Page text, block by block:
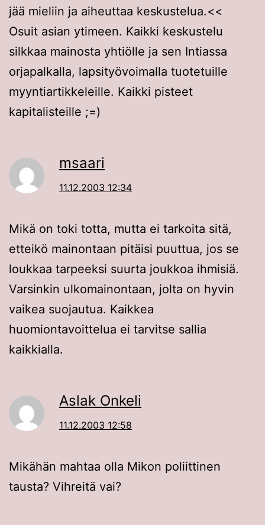
jää mieliin ja aiheuttaa keskustelua.<<
Osuit asian ytimeen. Kaikki keskustelu
silkkaa mainosta yhtiölle ja sen Intiassa
orjapalkalla, lapsityövoimalla tuotetuille
myyntiartikkeleille. Kaikki pisteet
kapitalisteille ;=)
msaari
11.12.2003 12:34
Mikä on toki totta, mutta ei tarkoita sitä,
etteikö mainontaan pitäisi puuttua, jos se
loukkaa tarpeeksi suurta joukkoa ihmisiä.
Varsinkin ulkomainontaan, jolta on hyvin
vaikea suojautua. Kaikkea
huomiontavoittelua ei tarvitse sallia
kaikkialla.
Aslak Onkeli
11.12.2003 12:58
Mikähän mahtaa olla Mikon poliittinen
tausta? Vihreitä vai?